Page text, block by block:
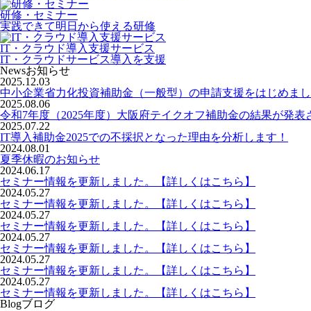
研修・セミナー
実践できて明日から使える研修
IT・クラウド導入支援サービス
IT・クラウドサービス導入を支援
Newsお知らせ
2025.12.03
中小企業省力化投資補助金（一般型）の申請支援をはじめまし
2025.08.06
令和7年度（2025年度）大阪府テイクオフ補助金の結果が発表
2025.07.22
IT導入補助金2025での不採択となった理由を分析します！
2024.08.01
夏季休暇のお知らせ
2024.06.17
セミナー情報を更新しました。【詳しくはこちら】
2024.05.27
セミナー情報を更新しました。【詳しくはこちら】
2024.05.27
セミナー情報を更新しました。【詳しくはこちら】
2024.05.27
セミナー情報を更新しました。【詳しくはこちら】
2024.05.27
セミナー情報を更新しました。【詳しくはこちら】
2024.05.27
セミナー情報を更新しました。【詳しくはこちら】
Blogブログ